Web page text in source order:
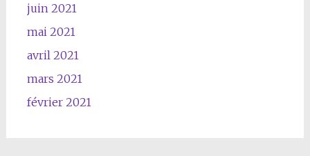
juin 2021
mai 2021
avril 2021
mars 2021
février 2021